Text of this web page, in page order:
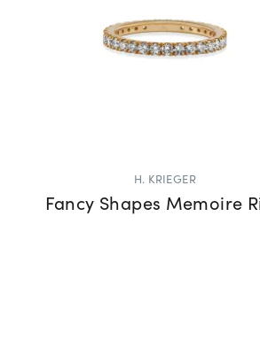
H. KRIEGER
Fancy Shapes Memoire